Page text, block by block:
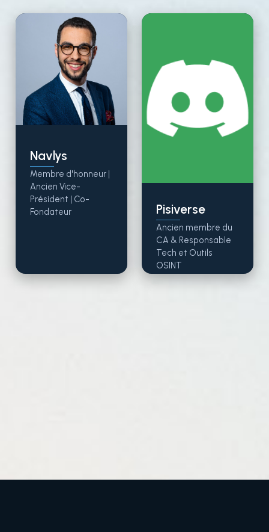
Navlys
Membre d'honneur |
Ancien Vice-
Président | Co-
Fondateur
Pisiverse
Ancien membre du
CA & Responsable
Tech et Outils
OSINT